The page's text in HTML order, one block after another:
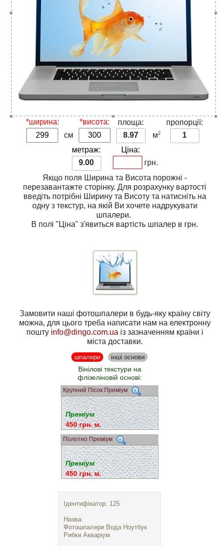
*ширина:
см
*висота:
площа:
8.97
м2
пропорції:
1
метраж:
9.00
Ціна:
грн.
Якщо поля Ширина та Висота порожні -
перезавантажте сторінку. Для розрахунку вартості
введіть потрібні Ширинута Висотута натисніть на
одну з текстур, на якій Ви хочете надрукувати
шпалери.
В полі"Ціна" з'явиться вартість шпалер в грн.
Замовити наші фотошпалери в будь-яку країну світу
можна, для цього треба написати нам на електронну
пошту info@dingo.com.ua із зазначенням країни і
міста доставки.
шпалери інші основи
Вінілові текстури на
флізеліновій основі:
Крупний Пісок Преміум
Преміум
450 грн. м.
Полотно Преміум
Преміум
450 грн. м.
Ідентифікатор: 125
Назва:
Фотошпалери Вода Ноутбук
Рибки Акваріум